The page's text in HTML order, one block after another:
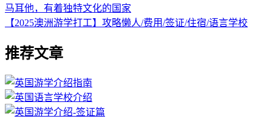
马耳他，有着独特文化的国家
【2025澳洲游学打工】攻略懒人/费用/签证/住宿/语言学校
推荐文章